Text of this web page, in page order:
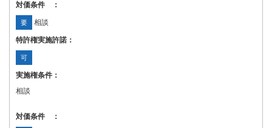
対価条件 ：
要 相談
特許権実施許諾：
可
実施権条件：
相談
対価条件 ：